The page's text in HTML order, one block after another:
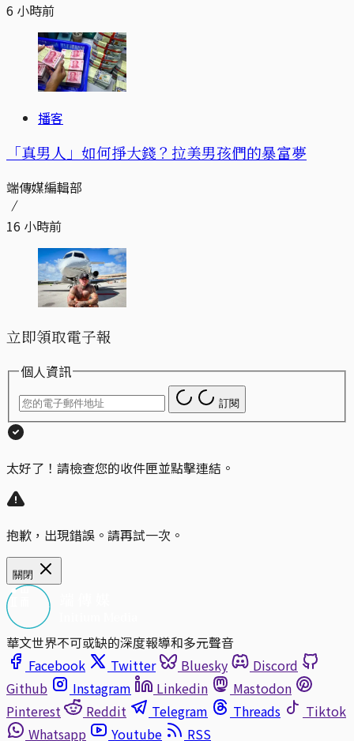
6 小時前
播客
「真男人」如何掙大錢？拉美男孩們的暴富夢
端傳媒編輯部
16 小時前
立即領取電子報
個人資訊
訂閱
太好了！請檢查您的收件匣並點擊連結。
抱歉，出現錯誤。請再試一次。
關閉
華文世界不可或缺的深度報導和多元聲音
Facebook
Twitter Bluesky
Discord
Github
Instagram Linkedin
Mastodon
Pinterest
Reddit Telegram Threads
Tiktok
Whatsapp
Youtube RSS